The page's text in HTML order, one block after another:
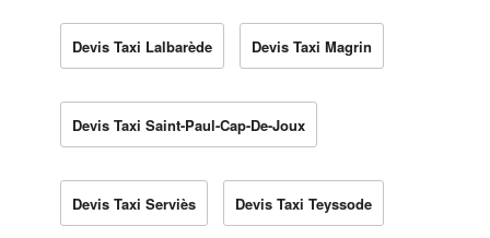
Devis Taxi Lalbarède Devis Taxi Magrin
Devis Taxi Saint-Paul-Cap-De-Joux
Devis Taxi Serviès Devis Taxi Teyssode